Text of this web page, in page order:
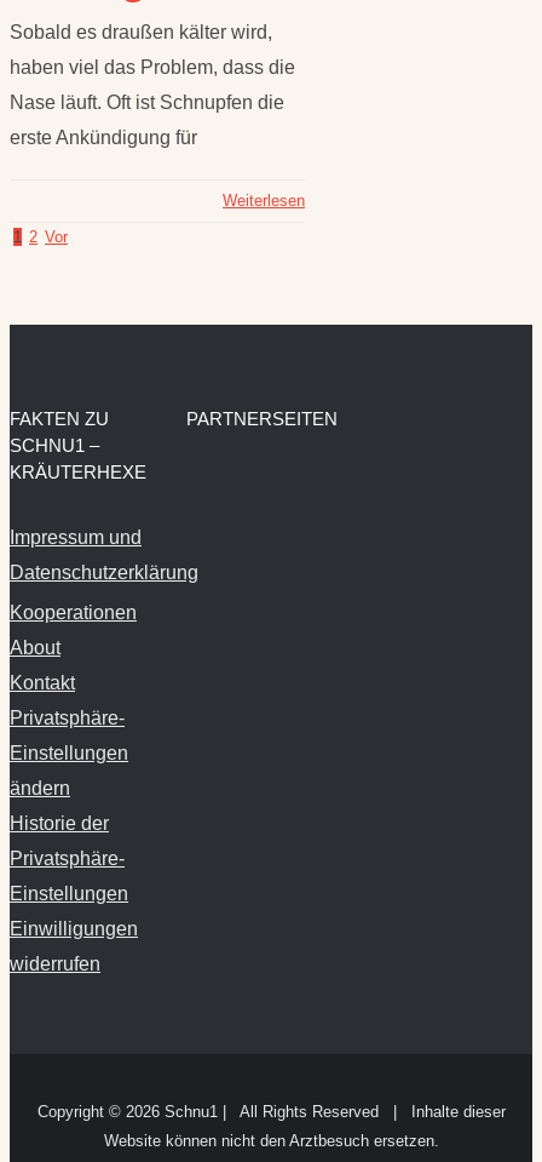
Sobald es draußen kälter wird,
haben viel das Problem, dass die
Nase läuft. Oft ist Schnupfen die
erste Ankündigung für
Weiterlesen
1 2 Vor
FAKTEN ZU
SCHNU1 –
KRÄUTERHEXE
Impressum und
Datenschutzerklärung
Kooperationen
About
Kontakt
Privatsphäre-
Einstellungen
ändern
Historie der
Privatsphäre-
Einstellungen
Einwilligungen
widerrufen
PARTNERSEITEN
Copyright © 2026 Schnu1 | All Rights Reserved | Inhalte dieser
Website können nicht den Arztbesuch ersetzen.